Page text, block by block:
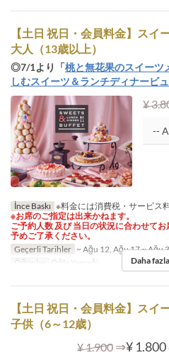
【土日 祝日・会員料金】ス
大人（13歳以上）
◎7/1より「桃と無花果のスイー
しむスイーツ＆ランチディナービ
¥
İnce Baskı ※料金には消費税・サービス
※お席のご指定は出来かねます。
ご予約人数 及び 当日の状況に合わせて
予めご了承ください。
Geçerli Tarihler ~ Ağu 12, Ağu 17 ~ Ağu
Öğünler
Öğle Yemeği Daha
【土日 祝日・会員料金】ス
子供（6～12歳）
¥ 1.900 ⇒¥ 1.800